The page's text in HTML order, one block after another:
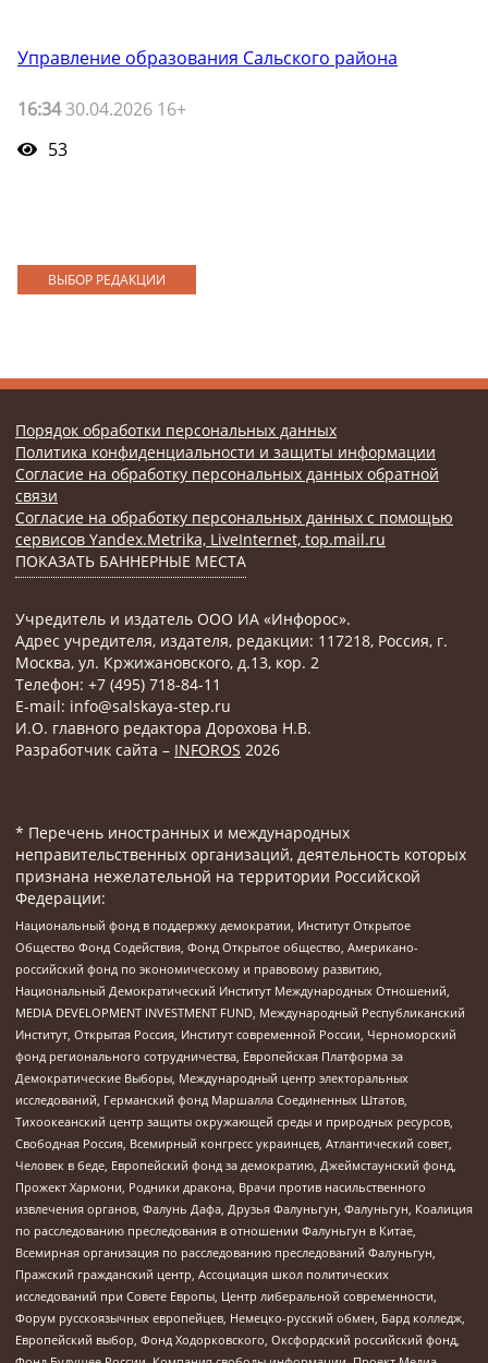
Управление образования Сальского района
16:3430.04.2026 16+
53
ВЫБОР РЕДАКЦИИ
Порядок обработки персональных данных
Политика конфиденциальности и защиты информации
Согласие на обработку персональных данных обратной
связи
Согласие на обработку персональных данных с помощью
сервисов Yandex.Metrika, LiveInternet, top.mail.ru
ПОКАЗАТЬ БАННЕРНЫЕ МЕСТА
Учредитель и издатель ООО ИА «Инфорос».
Адрес учредителя, издателя, редакции: 117218, Россия, г.
Москва, ул. Кржижановского, д.13, кор. 2
Телефон: +7 (495) 718-84-11
E-mail: info@salskaya-step.ru
И.О. главного редактора Дорохова Н.В.
Разработчик сайта – INFOROS 2026
* Перечень иностранных и международных
неправительственных организаций, деятельность которых
признана нежелательной на территории Российской
Федерации:
Национальный фонд в поддержку демократии, Институт Открытое
Общество Фонд Содействия, Фонд Открытое общество, Американо-
российский фонд по экономическому и правовому развитию,
Национальный Демократический Институт Международных Отношений,
MEDIA DEVELOPMENT INVESTMENT FUND, Международный Республиканский
Институт, Открытая Россия, Институт современной России, Черноморский
фонд регионального сотрудничества, Европейская Платформа за
Демократические Выборы, Международный центр электоральных
исследований, Германский фонд Маршалла Соединенных Штатов,
Тихоокеанский центр защиты окружающей среды и природных ресурсов,
Свободная Россия, Всемирный конгресс украинцев, Атлантический совет,
Человек в беде, Европейский фонд за демократию, Джеймстаунский фонд,
Прожект Хармони, Родники дракона, Врачи против насильственного
извлечения органов, Фалунь Дафа, Друзья Фалуньгун, Фалуньгун, Коалиция
по расследованию преследования в отношении Фалуньгун в Китае,
Всемирная организация по расследованию преследований Фалуньгун,
Пражский гражданский центр, Ассоциация школ политических
исследований при Совете Европы, Центр либеральной современности,
Форум русскоязычных европейцев, Немецко-русский обмен, Бард колледж,
Европейский выбор, Фонд Ходорковского, Оксфордский российский фонд,